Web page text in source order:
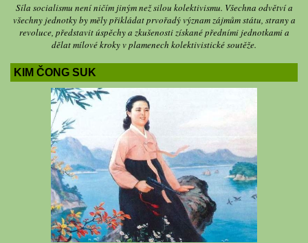
Síla socialismu není ničím jiným než silou kolektivismu. Všechna odvětví a
všechny jednotky by měly přikládat prvořadý význam zájmům státu, strany a
revoluce, představit úspěchy a zkušenosti získané předními jednotkami a
dělat mílové kroky v plamenech kolektivistické soutěže.
KIM ČONG SUK